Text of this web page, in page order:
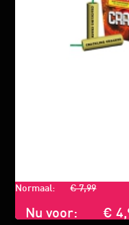
Normaal: € 7,99
Nu voor: €